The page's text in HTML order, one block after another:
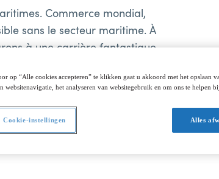
Commerce mondial,
sans le secteur maritime. À
à une carrière fantastique
une grande école
Anvers, le centre névralgique
op “Alle cookies accepteren” te klikken gaat u akkoord met het opslaan
websitenavigatie, het analyseren van websitegebruik en om ons te helpen
Alles
Cookie-instellingen